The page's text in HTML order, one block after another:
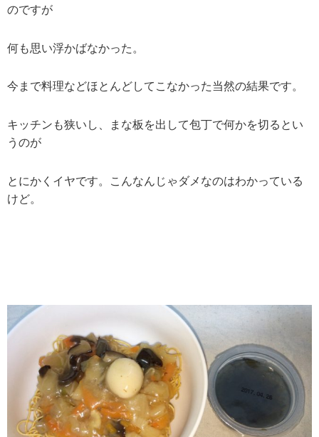
のですが
何も思い浮かばなかった。
今まで料理などほとんどしてこなかった当然の結果です。
キッチンも狭いし、まな板を出して包丁で何かを切るとい
うのが
とにかくイヤです。こんなんじゃダメなのはわかっている
けど。